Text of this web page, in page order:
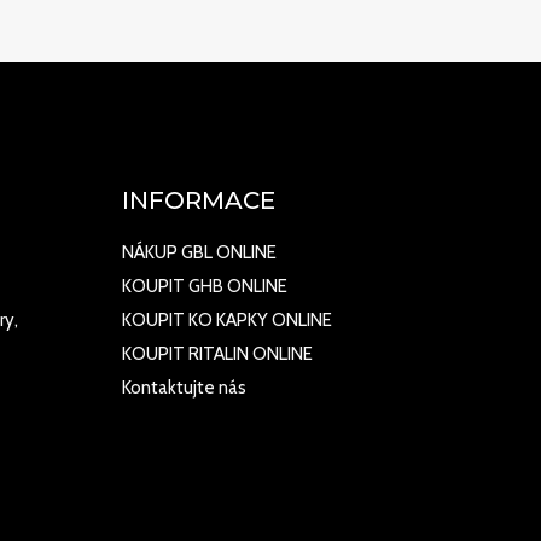
INFORMACE
NÁKUP GBL ONLINE
KOUPIT GHB ONLINE
KOUPIT KO KAPKY ONLINE
KOUPIT RITALIN ONLINE
Kontaktujte nás